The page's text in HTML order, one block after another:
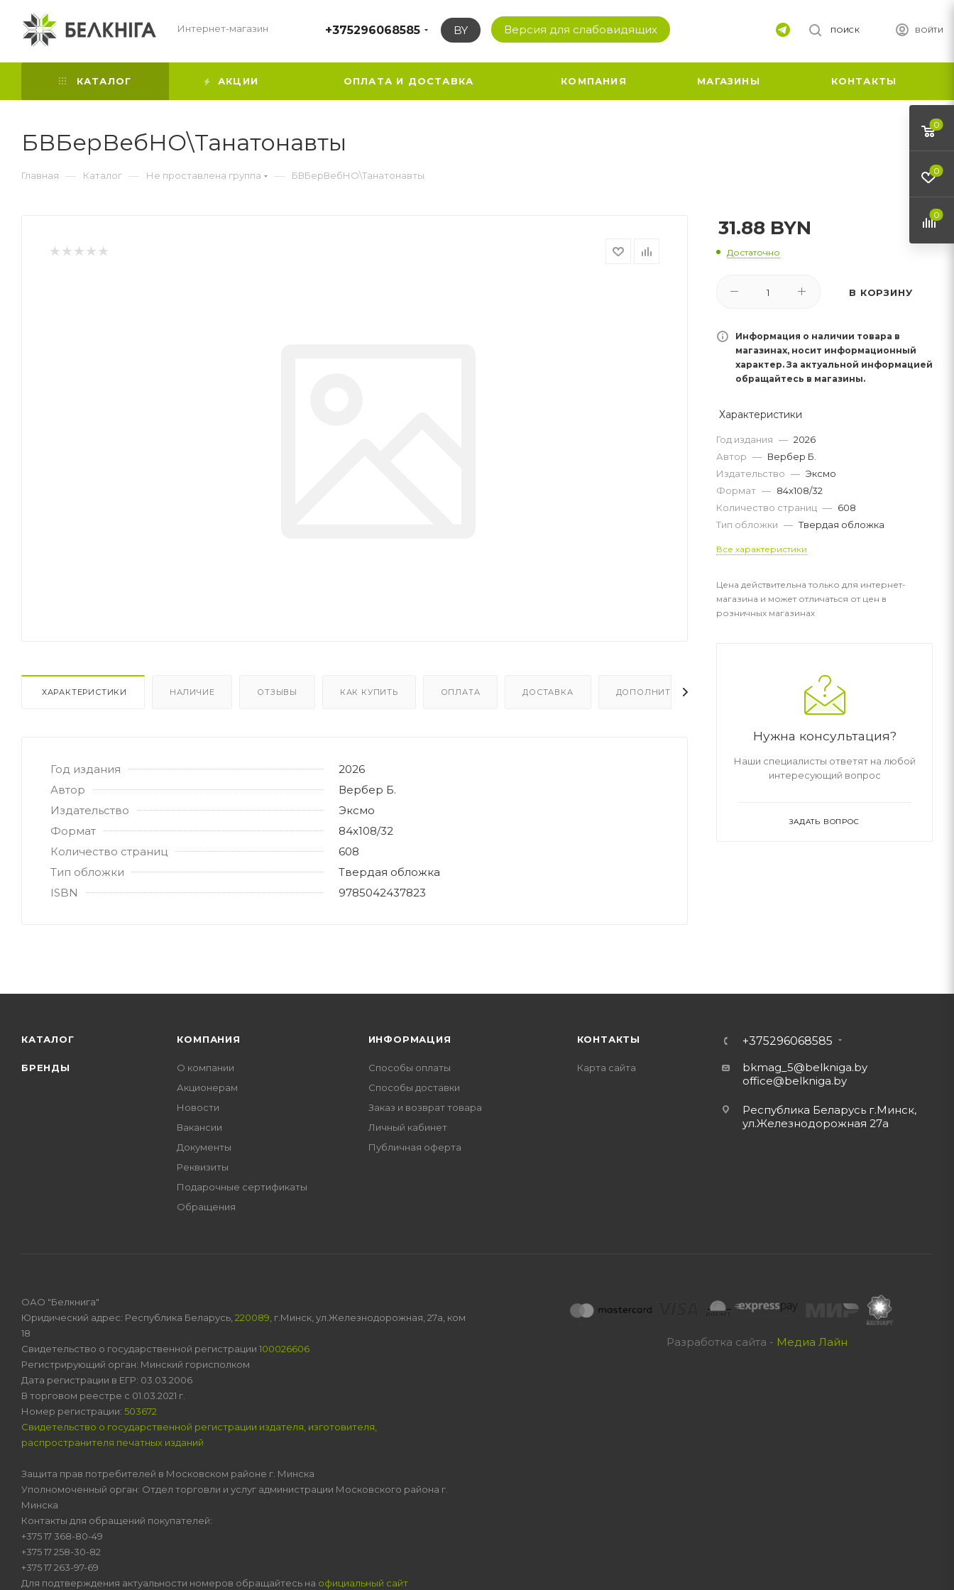
Интернет-магазин +375296068585 BY Версия для слабовидящих ВОЙТИ
ПОИСК
КАТАЛОГ АКЦИИ ОПЛАТА И ДОСТАВКА КОМПАНИЯ МАГАЗИНЫ КОНТАКТЫ
БВБерВебНО\Танатонавты
Главная — Каталог — Не проставлена группа — БВБерВебНО\Танатонавты
ХАРАКТЕРИСТИКИ НАЛИЧИЕ ОТЗЫВЫ КАК КУПИТЬ ОПЛАТА ДОСТАВКА ДОПОЛНИТЕЛЬНО
Год издания
2026
Автор
Вербер Б.
Издательство
Эксмо
Формат
84x108/32
Количество страниц
608
Тип обложки
Твердая обложка
ISBN
9785042437823
31.88 BYN
Достаточно
В КОРЗИНУ
Информация о наличии товара в
магазинах, носит информационный
характер. За актуальной информацией
обращайтесь в магазины.
Характеристики
Год издания — 2026
Автор — Вербер Б.
Издательство — Эксмо
Формат — 84x108/32
Количество страниц — 608
Тип обложки — Твердая обложка
Все характеристики
Цена действительна только для интернет-
магазина и может отличаться от цен в
розничных магазинах
Нужна консультация?
Наши специалисты ответят на любой
интересующий вопрос
ЗАДАТЬ ВОПРОС
КАТАЛОГ
БРЕНДЫ
КОМПАНИЯ
О компании
Акционерам
Новости
Вакансии
Документы
Реквизиты
Подарочные сертификаты
Обращения
ИНФОРМАЦИЯ
Способы оплаты
Способы доставки
Заказ и возврат товара
Личный кабинет
Публичная оферта
КОНТАКТЫ
Карта сайта
+375296068585
bkmag_5@belkniga.by
office@belkniga.by
Республика Беларусь г.Минск,
ул.Железнодорожная 27а
Разработка сайта - Медиа Лайн
ОАО "Белкнига"
Юридический адрес: Республика Беларусь, 220089 , г.Минск, ул.Железнодорожная, 27а, ком
18
Свидетельство о государственной регистрации 100026606
Регистрирующий орган: Минский горисполком
Дата регистрации в ЕГР: 03.03.2006
В торговом реестре с 01.03.2021 г.
Номер регистрации: 503672
Свидетельство о государственной регистрации издателя, изготовителя,
распространителя печатных изданий
Защита прав потребителей в Московском районе г. Минска
Уполномоченный орган: Отдел торговли и услуг администрации Московского района г.
Минска
Контакты для обращений покупателей:
+375 17 368-80-49
+375 17 258-30-82
+375 17 263-97-69
Для подтверждения актуальности номеров обращайтесь на официальный сайт
0
0
0